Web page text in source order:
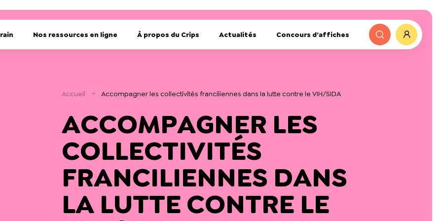
Nos ressources en ligne À propos du Crips Actualités Concours d’affiches
Accueil Accompagner les collectivités franciliennes dans la lutte contre le VIH/SIDA
ACCOMPAGNER LES
COLLECTIVITÉS
FRANCILIENNES DANS
LA LUTTE CONTRE LE